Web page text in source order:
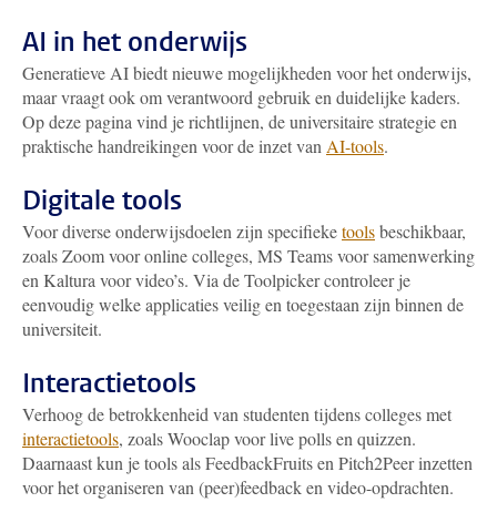
AI in het onderwijs
Generatieve AI biedt nieuwe mogelijkheden voor het onderwijs,
maar vraagt ook om verantwoord gebruik en duidelijke kaders.
Op deze pagina vind je richtlijnen, de universitaire strategie en
praktische handreikingen voor de inzet van AI-tools.
Digitale tools
Voor diverse onderwijsdoelen zijn specifieketoolsbeschikbaar,
zoals Zoom voor online colleges, MS Teams voor samenwerking
en Kaltura voor video’s. Via de Toolpicker controleer je
eenvoudig welke applicaties veilig en toegestaan zijn binnen de
universiteit.
Interactietools
Verhoog de betrokkenheid van studenten tijdens colleges met
interactietools, zoals Wooclap voor live polls en quizzen.
Daarnaast kun je tools als FeedbackFruits en Pitch2Peer inzetten
voor het organiseren van (peer)feedback en video-opdrachten.